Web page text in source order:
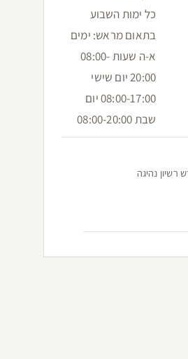
כל ימות השבוע
בתאום מראש: ימים
א-ה שעות 08:00-
20:00 יום שישי
08:00-17:00 יום
שבת 08:00-20:00
רשיון נהיגה